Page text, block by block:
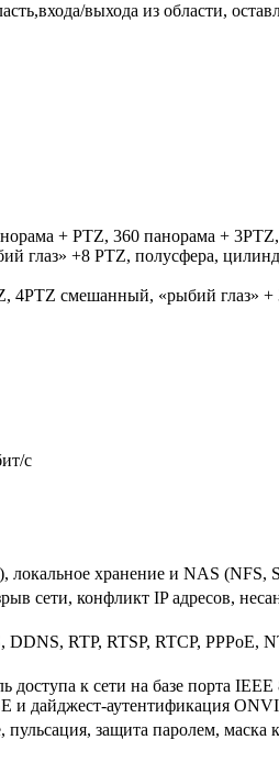
выхода из области,
+ PTZ, 360 панорама +
глаз» +8 PTZ, полусфера,
4PTZ смешанный, «рыбий глаз» +
с
хранение и NAS (NFS,
сети, конфликт IP адресов,
RTP, RTSP, RTCP, PPPoE,
к сети на базе порта IEEE
и дайджест-аутентификация
защита паролем, маска